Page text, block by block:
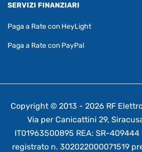
SERVIZI FINANZIARI
Paga a Rate con HeyLight
Paga a Rate con PayPal
Copyright © 2013 - 2026 RF
Via per Canicattini 29,
IT01963500895 REA: SR-409444
registrato n. 302022000071519